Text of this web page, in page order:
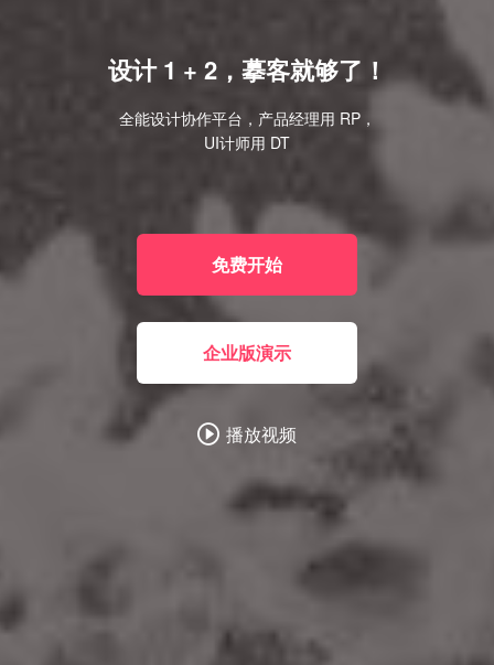
设计 1 + 2，摹客就够了！
全能设计协作平台，产品经理用 RP，
UI计师用 DT
免费开始
企业版演示
播放视频